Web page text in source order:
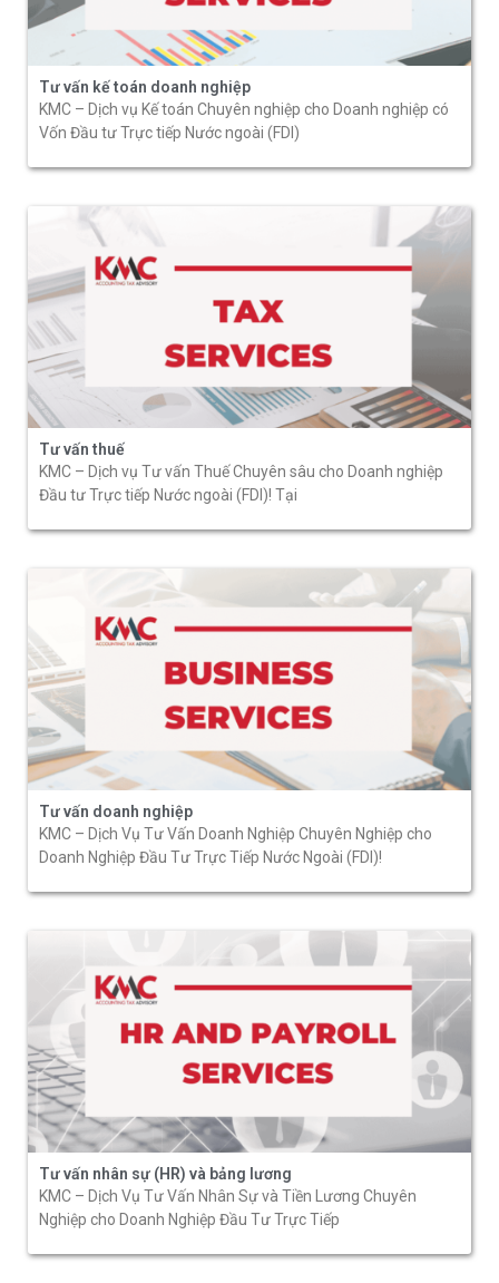
Tư vấn kế toán doanh nghiệp
KMC – Dịch vụ Kế toán Chuyên nghiệp cho Doanh nghiệp có
Vốn Đầu tư Trực tiếp Nước ngoài (FDI)
Tư vấn thuế
KMC – Dịch vụ Tư vấn Thuế Chuyên sâu cho Doanh nghiệp
Đầu tư Trực tiếp Nước ngoài (FDI)! Tại
Tư vấn doanh nghiệp
KMC – Dịch Vụ Tư Vấn Doanh Nghiệp Chuyên Nghiệp cho
Doanh Nghiệp Đầu Tư Trực Tiếp Nước Ngoài (FDI)!
Tư vấn nhân sự (HR) và bảng lương
KMC – Dịch Vụ Tư Vấn Nhân Sự và Tiền Lương Chuyên
Nghiệp cho Doanh Nghiệp Đầu Tư Trực Tiếp